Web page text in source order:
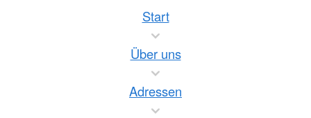
Start
Über uns
Adressen